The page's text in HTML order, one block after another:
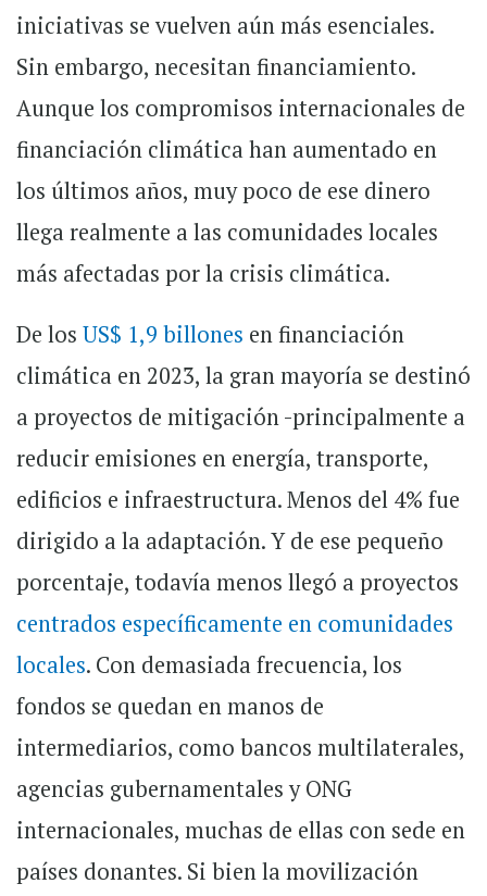
iniciativas se vuelven aún más esenciales.
Sin embargo, necesitan financiamiento.
Aunque los compromisos internacionales de
financiación climática han aumentado en
los últimos años, muy poco de ese dinero
llega realmente a las comunidades locales
más afectadas por la crisis climática.
De los US$ 1,9 billones en financiación
climática en 2023, la gran mayoría se destinó
a proyectos de mitigación -principalmente a
reducir emisiones en energía, transporte,
edificios e infraestructura. Menos del 4% fue
dirigido a la adaptación. Y de ese pequeño
porcentaje, todavía menos llegó a proyectos
centrados específicamente en comunidades
locales. Con demasiada frecuencia, los
fondos se quedan en manos de
intermediarios, como bancos multilaterales,
agencias gubernamentales y ONG
internacionales, muchas de ellas con sede en
países donantes. Si bien la movilización